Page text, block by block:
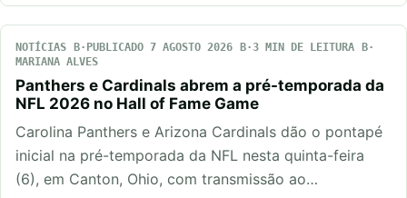
NOTÍCIAS PUBLICADO 7 AGOSTO 2026
3 MIN DE LEITURA
MARIANA ALVES
Panthers e Cardinals abrem a pré-temporada da
NFL 2026 no Hall of Fame Game
Carolina Panthers e Arizona Cardinals dão o pontapé
inicial na pré-temporada da NFL nesta quinta-feira
(6), em Canton, Ohio, com transmissão ao…